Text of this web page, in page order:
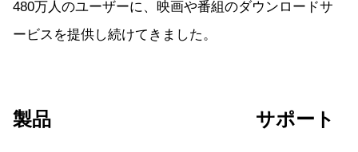
480万人のユーザーに、映画や番組のダウンロードサ
ービスを提供し続けてきました。
製品 サポート